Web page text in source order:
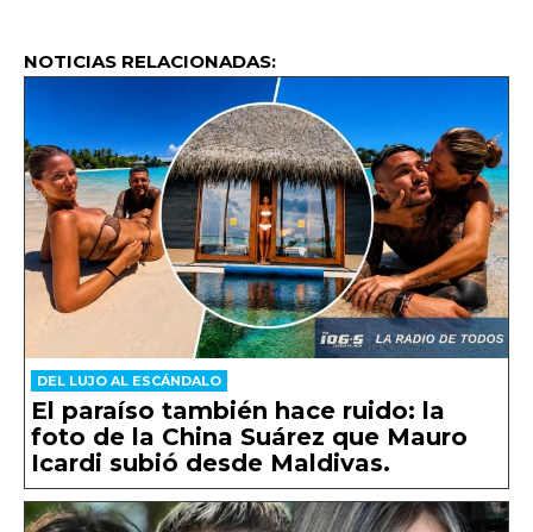
NOTICIAS RELACIONADAS:
DEL LUJO AL ESCÁNDALO
El paraíso también hace ruido: la
foto de la China Suárez que Mauro
Icardi subió desde Maldivas.